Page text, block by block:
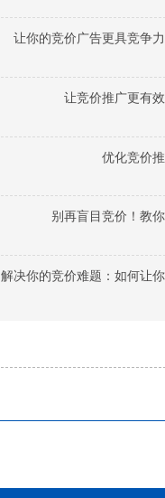
让你的竞价广告更具竞争
让竞价推广更有
优化竞价
别再盲目竞价！教
解决你的竞价难题：如何让